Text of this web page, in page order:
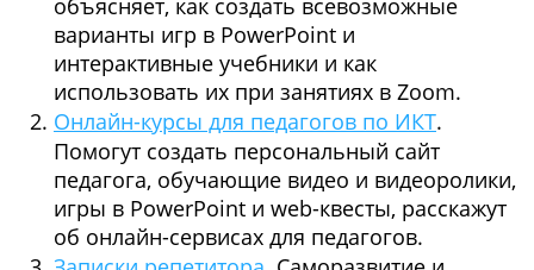
варианты игр в PowerPoint и
интерактивные учебники и как
использовать их при занятиях в Zoom.
Онлайн-курсы для педагогов по ИКТ.
Помогут создать персональный сайт
педагога, обучающие видео и видеоролики,
игры в PowerPoint и web-квесты, расскажут
об онлайн-сервисах для педагогов.